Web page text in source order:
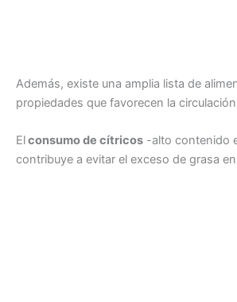
Además, existe una amplia lista de
propiedades que favorecen la
El consumo de cítricos -alto contenido
contribuye a evitar el exceso de grasa